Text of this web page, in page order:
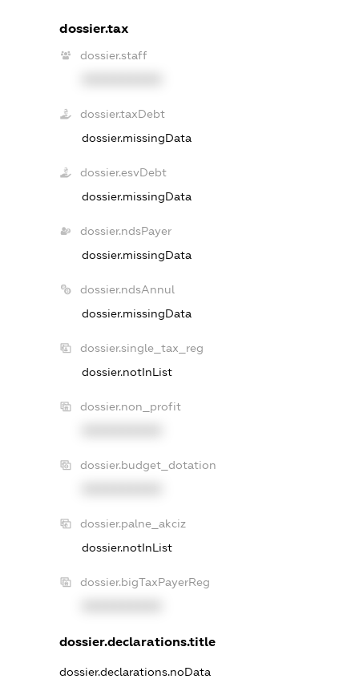
dossier.tax
dossier.staff
dossier.taxDebt
dossier.missingData
dossier.esvDebt
dossier.missingData
dossier.ndsPayer
dossier.missingData
dossier.ndsAnnul
dossier.missingData
dossier.single_tax_reg
dossier.notInList
dossier.non_profit
dossier.budget_dotation
dossier.palne_akciz
dossier.notInList
dossier.bigTaxPayerReg
dossier.declarations.title
dossier.declarations.noData